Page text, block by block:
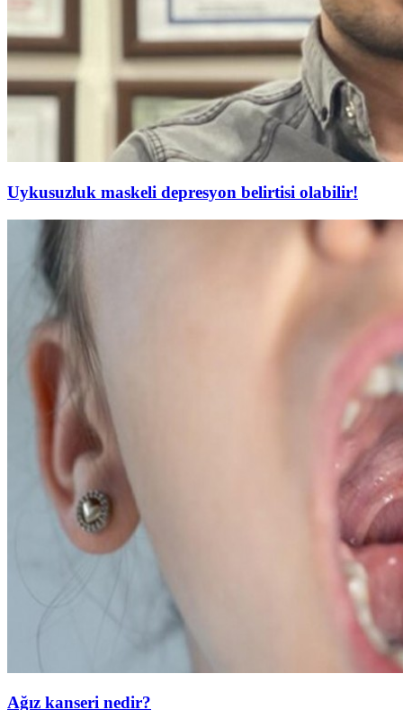
Uykusuzluk maskeli depresyon belirtisi olabilir!
Ağız kanseri nedir?